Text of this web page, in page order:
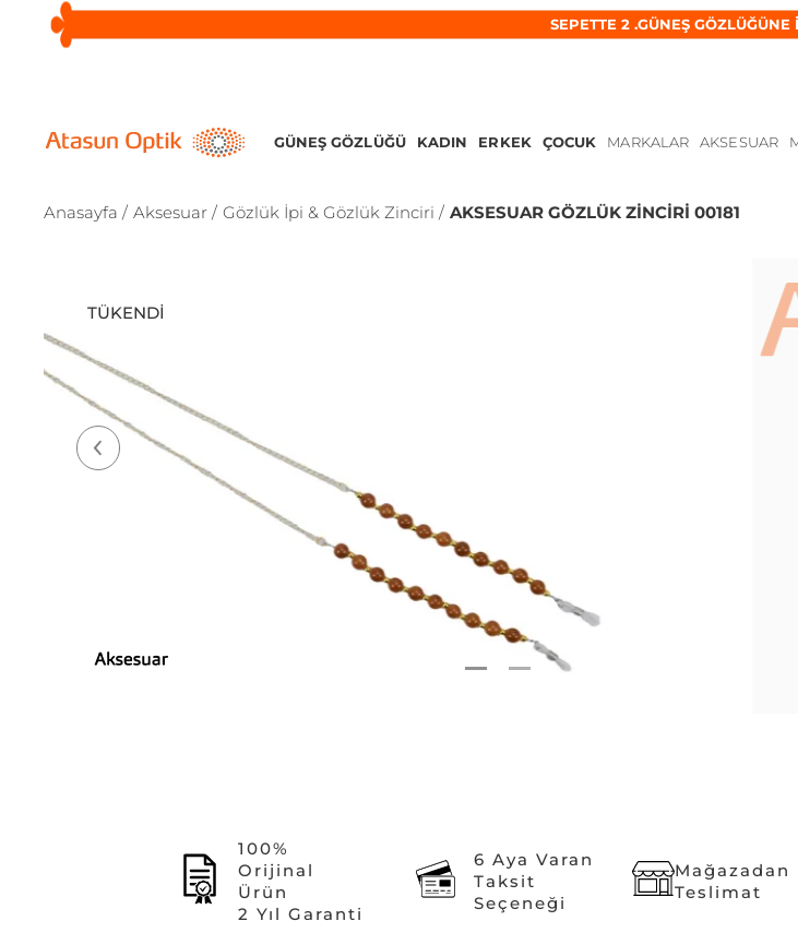
SEPETTE 2 .GÜNEŞ
GÜNEŞ GÖZLÜĞÜ KADIN ERKEK ÇOCUK MARKALAR AKSESUAR
Anasayfa / Aksesuar / Gözlük İpi & Gözlük Zinciri / AKSESUAR GÖZLÜK ZİNCİRİ 00181
TÜKENDI
100%
Orijinal
Ürün
2 Yıl Garanti
6 Aya Varan
Taksit
Seçeneği
Mağazadan
Teslimat